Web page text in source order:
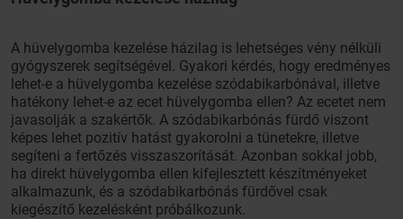
A hüvelygomba kezelése házilag is lehetséges vény nélküli
gyógyszerek segítségével. Gyakori kérdés, hogy eredményes
lehet-e a hüvelygomba kezelése szódabikarbónával, illetve
hatékony lehet-e az ecet hüvelygomba ellen? Az ecetet nem
javasolják a szakértők. A szódabikarbónás fürdő viszont
képes lehet pozitív hatást gyakorolni a tünetekre, illetve
segíteni a fertőzés visszaszorítását. Azonban sokkal jobb,
ha direkt hüvelygomba ellen kifejlesztett készítményeket
alkalmazunk, és a szódabikarbónás fürdővel csak
kiegészítő kezelésként próbálkozunk.